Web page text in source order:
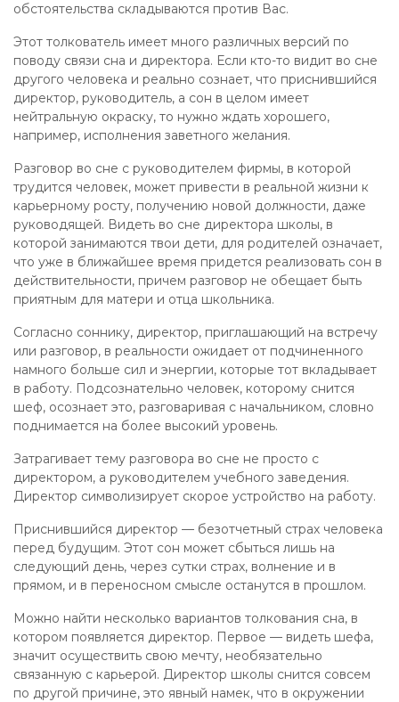
обстоятельства складываются против Вас.
Этот толкователь имеет много различных версий по
поводу связи сна и директора. Если кто-то видит во сне
другого человека и реально сознает, что приснившийся
директор, руководитель, а сон в целом имеет
нейтральную окраску, то нужно ждать хорошего,
например, исполнения заветного желания.
Разговор во сне с руководителем фирмы, в которой
трудится человек, может привести в реальной жизни к
карьерному росту, получению новой должности, даже
руководящей. Видеть во сне директора школы, в
которой занимаются твои дети, для родителей означает,
что уже в ближайшее время придется реализовать сон в
действительности, причем разговор не обещает быть
приятным для матери и отца школьника.
Согласно соннику, директор, приглашающий на встречу
или разговор, в реальности ожидает от подчиненного
намного больше сил и энергии, которые тот вкладывает
в работу. Подсознательно человек, которому снится
шеф, осознает это, разговаривая с начальником, словно
поднимается на более высокий уровень.
Затрагивает тему разговора во сне не просто с
директором, а руководителем учебного заведения.
Директор символизирует скорое устройство на работу.
Приснившийся директор — безотчетный страх человека
перед будущим. Этот сон может сбыться лишь на
следующий день, через сутки страх, волнение и в
прямом, и в переносном смысле останутся в прошлом.
Можно найти несколько вариантов толкования сна, в
котором появляется директор. Первое — видеть шефа,
значит осуществить свою мечту, необязательно
связанную с карьерой. Директор школы снится совсем
по другой причине, это явный намек, что в окружении